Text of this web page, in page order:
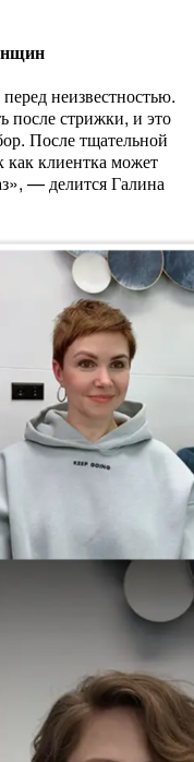
неизвестностью.
после стрижки, и это
После тщательной
как клиентка может
— делится Галина